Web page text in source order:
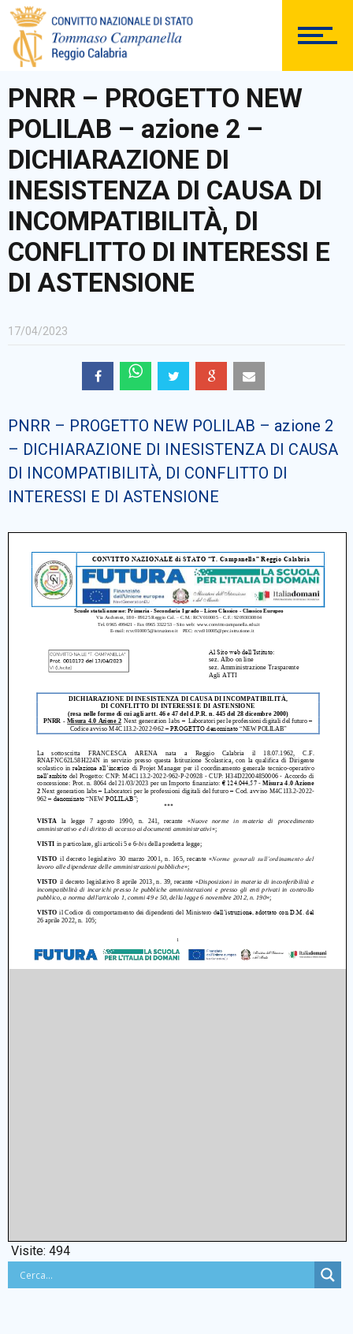
DOCUMENTAZIONE
PERSONALE
Comunicazioni Esterne
PNRR – PROGETTO NEW
POLILAB – azione 2 –
DICHIARAZIONE DI
INESISTENZA DI CAUSA DI
INCOMPATIBILITÀ, DI
CONFLITTO DI INTERESSI E
DI ASTENSIONE
17/04/2023
PNRR – PROGETTO NEW POLILAB – azione 2
– DICHIARAZIONE DI INESISTENZA DI CAUSA
DI INCOMPATIBILITÀ, DI CONFLITTO DI
INTERESSI E DI ASTENSIONE
Visite: 494